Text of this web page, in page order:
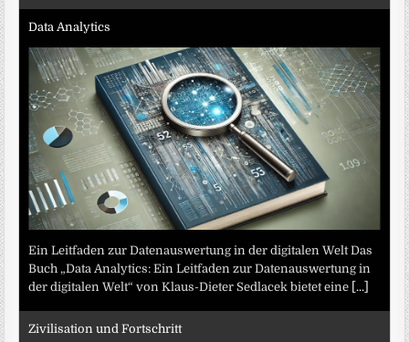
Data Analytics
Ein Leitfaden zur Datenauswertung in der digitalen Welt Das
Buch „Data Analytics: Ein Leitfaden zur Datenauswertung in
der digitalen Welt“ von Klaus-Dieter Sedlacek bietet eine [...]
Zivilisation und Fortschritt